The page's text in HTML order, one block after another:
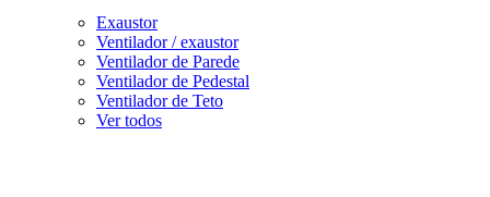
Exaustor
Ventilador / exaustor
Ventilador de Parede
Ventilador de Pedestal
Ventilador de Teto
Ver todos